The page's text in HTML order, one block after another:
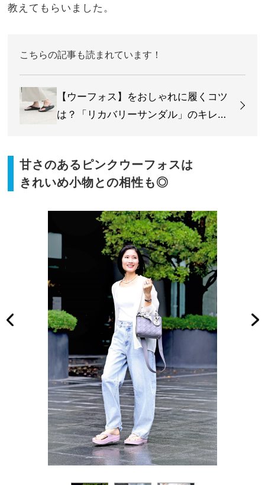
教えてもらいました。
こちらの記事も読まれています！
【ウーフォス】をおしゃれに履くコツ
は？「リカバリーサンダル」のキレイ
甘さのあるピンクウーフォスは
きれいめ小物との相性も◎